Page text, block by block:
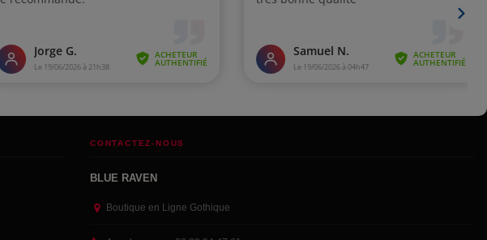
CONTACTEZ-NOUS
BLUE RAVEN
Boutique en Ligne Gothique